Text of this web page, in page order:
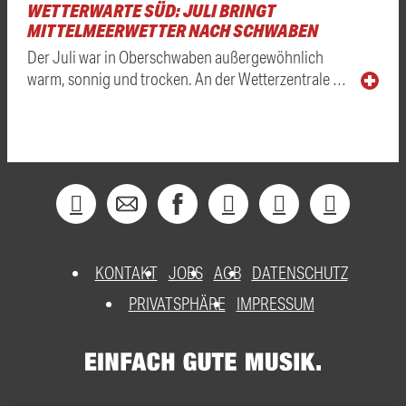
WETTERWARTE SÜD: JULI BRINGT
MITTELMEERWETTER NACH SCHWABEN
Der Juli war in Oberschwaben außergewöhnlich
warm, sonnig und trocken. An der Wetterzentrale …
KONTAKT JOBS AGB DATENSCHUTZ
PRIVATSPHÄRE
IMPRESSUM